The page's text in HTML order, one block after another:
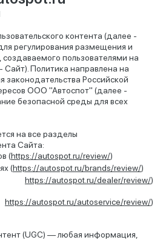
контента (далее -
регулирования размещения и
создаваемого пользователями на
Сайт). Политика направлена на
законодательства Российской
ООО "Автоспот" (далее -
безопасной среды для всех
на все разделы
Сайта:
(https://autospot.ru/review/)
(https://autospot.ru/brands/review/)
https://autospot.ru/dealer/review/)
https://autospot.ru/autoservice/review/)
(UGC) — любая информация,